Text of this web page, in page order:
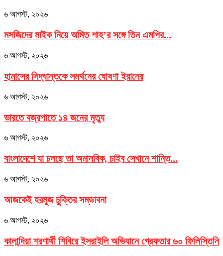
৬ আগস্ট, ২০২৬
মসজিদের মাইক নিয়ে অমিত শাহ’র সঙ্গে তিন এমপির...
৬ আগস্ট, ২০২৬
হামাসের সিদ্ধান্তকে সমর্থনের ঘোষণা ইরানের
৬ আগস্ট, ২০২৬
ভারতে বজ্রপাতে ১৪ জনের মৃত্যু
৬ আগস্ট, ২০২৬
বাংলাদেশে যা চলছে তা অমানবিক, চাইব সেখানে শান্তি...
৬ আগস্ট, ২০২৬
আজকেই হরমুজ চুক্তির সম্ভাবনা
৬ আগস্ট, ২০২৬
কালান্দিয়া শরণার্থী শিবিরে ইসরাইলি অভিযানে গ্রেফতার ৬০ ফিলিস্তিনি